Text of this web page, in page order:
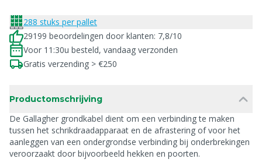
288 stuks per pallet
29199 beoordelingen door klanten: 7,8/10
Voor 11:30u besteld, vandaag verzonden
Gratis verzending > €250
Productomschrijving
De Gallagher grondkabel dient om een verbinding te maken
tussen het schrikdraadapparaat en de afrastering of voor het
aanleggen van een ondergrondse verbinding bij onderbrekingen
veroorzaakt door bijvoorbeeld hekken en poorten.